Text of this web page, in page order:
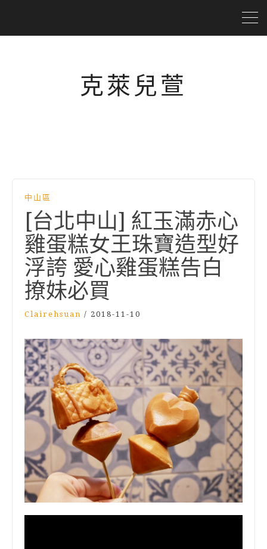
克萊兒萱
中山區
[台北中山] 紅玉滿赤心
雞蛋糕女王珠寶造型好
浮誇 愛心雞蛋糕告白
撩妹必買
Clairehsuan / 2018-11-10